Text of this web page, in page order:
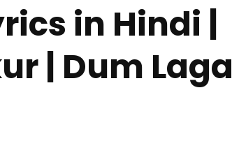
in Hindi |
| Dum Laga